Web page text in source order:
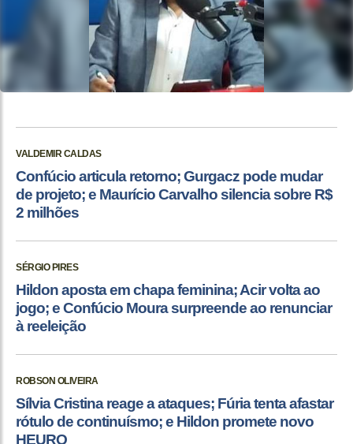
VALDEMIR CALDAS
Confúcio articula retorno; Gurgacz pode mudar
de projeto; e Maurício Carvalho silencia sobre R$
2 milhões
SÉRGIO PIRES
Hildon aposta em chapa feminina; Acir volta ao
jogo; e Confúcio Moura surpreende ao renunciar
à reeleição
ROBSON OLIVEIRA
Sílvia Cristina reage a ataques; Fúria tenta afastar
rótulo de continuísmo; e Hildon promete novo
HEURO